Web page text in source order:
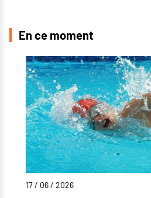
En ce moment
17 / 06 / 2026